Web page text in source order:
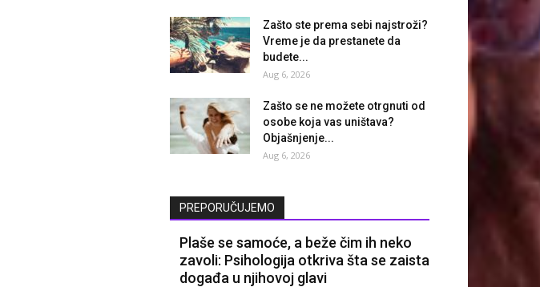
Zašto ste prema sebi najstroži?
Vreme je da prestanete da
budete...
Aug 6, 2026
Zašto se ne možete otrgnuti od
osobe koja vas uništava?
Objašnjenje...
Aug 6, 2026
PREPORUČUJEMO
Plaše se samoće, a beže čim ih neko
zavoli: Psihologija otkriva šta se zaista
događa u njihovoj glavi